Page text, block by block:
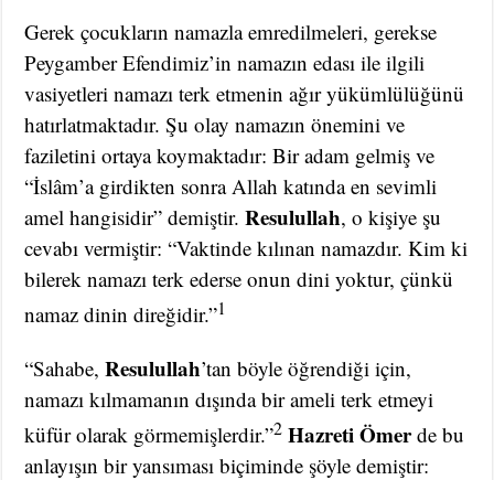
Gerek çocukların namazla emredilmeleri, gerekse
Peygamber Efendimiz’in namazın edası ile ilgili
vasiyetleri namazı terk etmenin ağır yükümlülüğünü
hatırlatmaktadır. Şu olay namazın önemini ve
faziletini ortaya koymaktadır: Bir adam gelmiş ve
“İslâm’a girdikten sonra Allah katında en sevimli
amel hangisidir” demiştir.Resulullah, o kişiye şu
cevabı vermiştir: “Vaktinde kılınan namazdır. Kim ki
bilerek namazı terk ederse onun dini yoktur, çünkü
namaz dinin direğidir.”1
“Sahabe,Resulullah’tan böyle öğrendiği için,
namazı kılmamanın dışında bir ameli terk etmeyi
küfür olarak görmemişlerdir.”2 Hazreti Ömerde bu
anlayışın bir yansıması biçiminde şöyle demiştir: